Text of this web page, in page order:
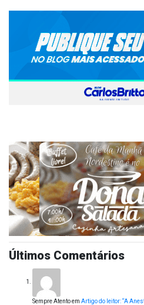
Últimos Comentários
Sempre Atentoem Artigo do leitor: “A